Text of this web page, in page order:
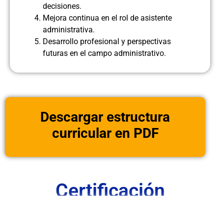
decisiones.
Mejora continua en el rol de asistente
administrativa.
Desarrollo profesional y perspectivas
futuras en el campo administrativo.
Descargar estructura
curricular en PDF
Certificación